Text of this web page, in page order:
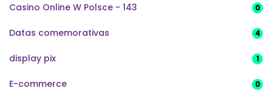
Casino Online W Polsce - 143 0
Datas comemorativas 4
display pix 1
E-commerce 0